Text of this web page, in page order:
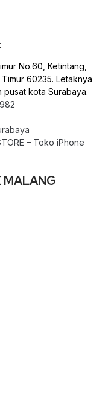
No.60, Ketintang,
60235. Letaknya
kota Surabaya.
– Toko iPhone
MALANG